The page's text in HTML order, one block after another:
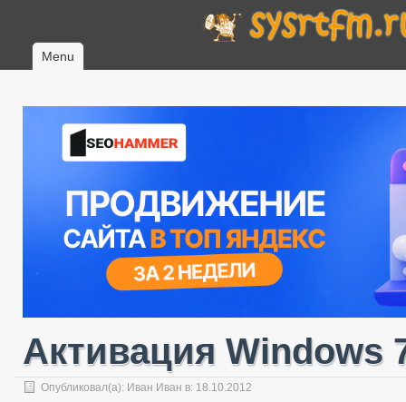
Menu
Активация Windows
Опубликовал(а): Иван Иван в: 18.10.2012